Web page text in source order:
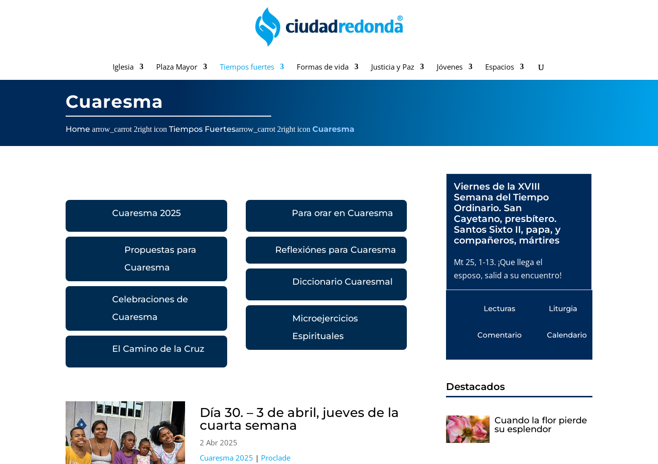
Iglesia Plaza Mayor Tiempos fuertes Formas de vida Justicia y Paz Jóvenes Espacios
Cuaresma
Home arrow_carrot 2right icon Tiempos Fuertesarrow_carrot 2right icon Cuaresma
Cuaresma 2025
Propuestas para
Cuaresma
Celebraciones de
Cuaresma
El Camino de la Cruz
Para orar en Cuaresma
Reflexiónes para Cuaresma
Diccionario Cuaresmal
Microejercicios
Espirituales
Día 30. – 3 de abril, jueves de la
cuarta semana
2 Abr 2025
Cuaresma 2025 | Proclade
Viernes de la XVIII
Semana del Tiempo
Ordinario. San
Cayetano, presbítero.
Santos Sixto II, papa, y
compañeros, mártires
Mt 25, 1-13. ¡Que llega el
esposo, salid a su encuentro!
Lecturas
Comentario
Liturgia
Calendario
Destacados
Cuando la flor pierde
su esplendor